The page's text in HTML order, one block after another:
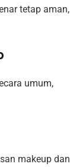
tetap aman,
umum,
makeup dan